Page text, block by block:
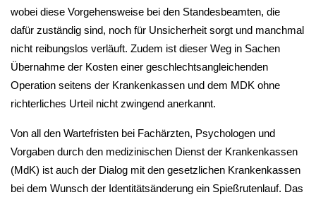
wobei diese Vorgehensweise bei den Standesbeamten, die
dafür zuständig sind, noch für Unsicherheit sorgt und manchmal
nicht reibungslos verläuft. Zudem ist dieser Weg in Sachen
Übernahme der Kosten einer geschlechtsangleichenden
Operation seitens der Krankenkassen und dem MDK ohne
richterliches Urteil nicht zwingend anerkannt.
Von all den Wartefristen bei Fachärzten, Psychologen und
Vorgaben durch den medizinischen Dienst der Krankenkassen
(MdK) ist auch der Dialog mit den gesetzlichen Krankenkassen
bei dem Wunsch der Identitätsänderung ein Spießrutenlauf. Das